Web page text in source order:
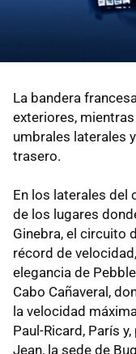
La bandera
exteriores,
umbrales laterales
trasero.
En los laterales del
de los lugares
Ginebra, el circuito
récord de
elegancia de
Cabo Cañaveral,
la velocidad
Paul-Ricard, París
Jean, la sede de